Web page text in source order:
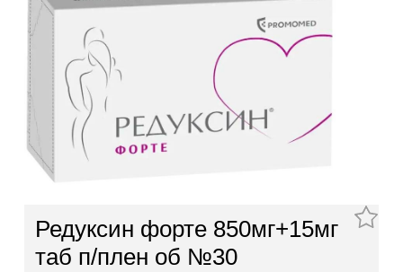
Редуксин форте 850мг+15мг
таб п/плен об №30